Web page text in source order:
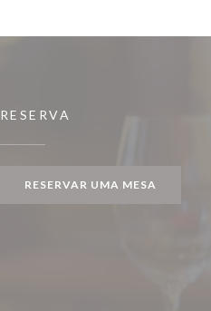
RESERVA
RESERVAR UMA MESA